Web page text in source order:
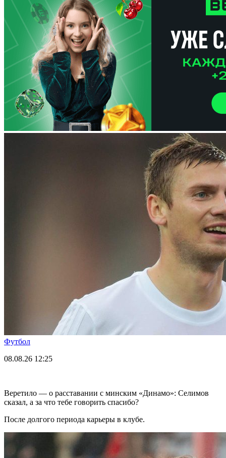
Футбол
08.08.26 12:25
Веретило — о расставании с минским «Динамо»: Селимов
сказал, а за что тебе говорить спасибо?
После долгого периода карьеры в клубе.